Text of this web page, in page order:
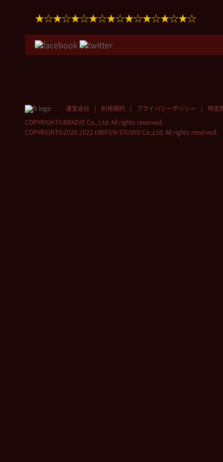
★☆★☆★☆★☆★☆★☆★☆★☆★☆
運営会社 利用規約 プライバシーポリシー 特定
COPYRIGHT©BRAEVE Co., Ltd. All rights reserved.
COPYRIGHT©2020-2022 UBIFUN STUDIO Co.,Ltd. All rights reserved.